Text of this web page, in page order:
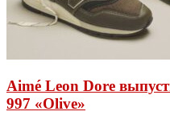
Aimé Leon Dore
997 «Olive»